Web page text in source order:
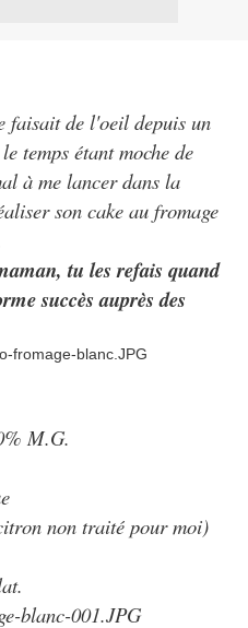
faisait de l'oeil depuis un
temps étant moche de
à me lancer dans la
son cake au fromage
tu les refais quand
succès auprès des
M.G.
non traité pour moi)